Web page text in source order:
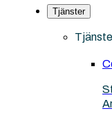
Tjänster